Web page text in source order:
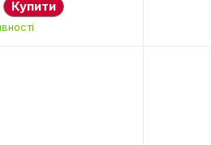
Купити